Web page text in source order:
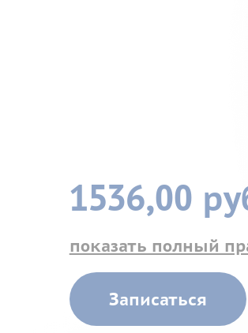
1536,00
показать полный
Записаться